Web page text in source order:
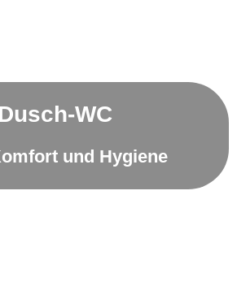
Dusch-WC
und Hygiene